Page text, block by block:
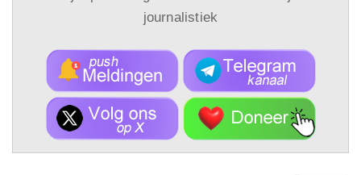
journalistiek